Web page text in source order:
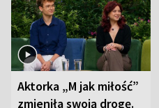
Aktorka „M jak miłość”
zmieniła swoją drogę.